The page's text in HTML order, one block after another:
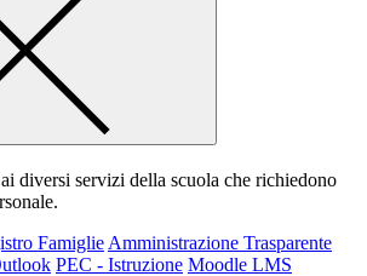
diversi servizi della scuola che richiedono
Famiglie Amministrazione Trasparente
PEC - Istruzione Moodle LMS